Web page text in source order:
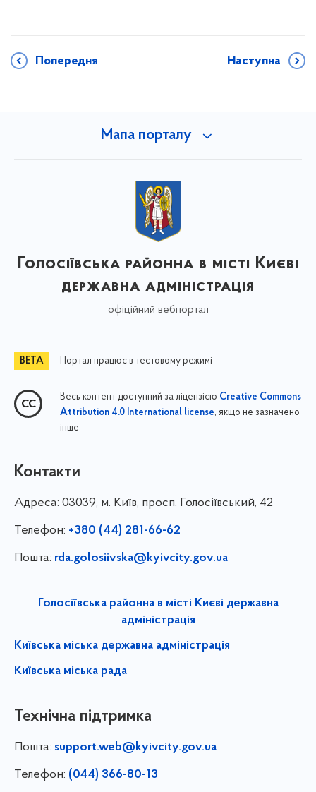
Попередня Наступна
Мапа порталу
Голосіївська районна в місті Києві
державна адміністрація
офіційний вебпортал
Портал працює в тестовому режимі
Весь контент доступний за ліцензією Creative Commons
Attribution 4.0 International license, якщо не зазначено
інше
Контакти
Адреса: 03039, м. Київ, просп. Голосіївський, 42
Телефон: +380 (44) 281-66-62
Пошта: rda.golosiivska@kyivcity.gov.ua
Голосіївська районна в місті Києві державна
адміністрація
Київська міська державна адміністрація
Київська міська рада
Технічна підтримка
Пошта: support.web@kyivcity.gov.ua
Телефон: (044) 366-80-13